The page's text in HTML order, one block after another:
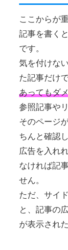
ここからが
記事を書く
です。
気を付けな
た記事だけで
あってもダ
参照記事や
そのページ
ちんと確認
広告を入れ
なければ記
せん。
ただ、サイ
と、記事の
が表示され